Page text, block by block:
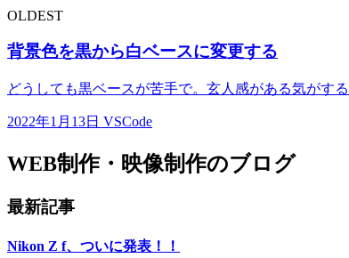
OLDEST
背景色を黒から白ベースに変更する
どうしても黒ベースが苦手で。玄人感がある気がす
2022年1月13日 VSCode
WEB制作・映像制作のブログ
最新記事
Nikon Z f、ついに発表！！